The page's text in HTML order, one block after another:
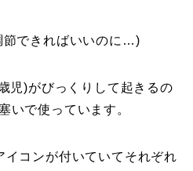
節できればいいのに…)
児)がびっくりして起きるの
いで使っています。
イコンが付いていてそれぞれ